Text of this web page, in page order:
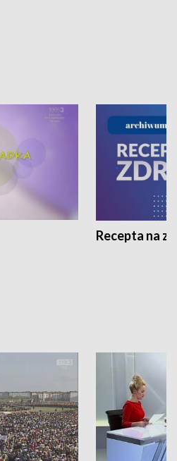
Recepta na